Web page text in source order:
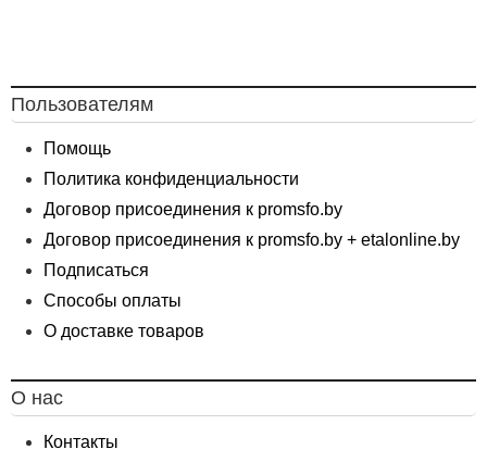
Пользователям
Помощь
Политика конфиденциальности
Договор присоединения к promsfo.by
Договор присоединения к promsfo.by + etalonline.by
Подписаться
Способы оплаты
О доставке товаров
О нас
Контакты